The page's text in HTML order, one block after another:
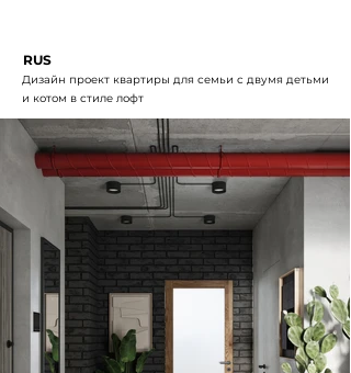
RUS
Дизайн проект квартиры для семьи с двумя детьми
и котом в стиле лофт